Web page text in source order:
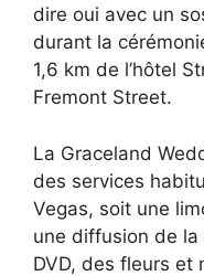
dire oui avec un
durant la
1,6 km de l’hôtel
Fremont Street.
La Graceland
des services
Vegas, soit une
une diffusion de la
DVD, des fleurs et